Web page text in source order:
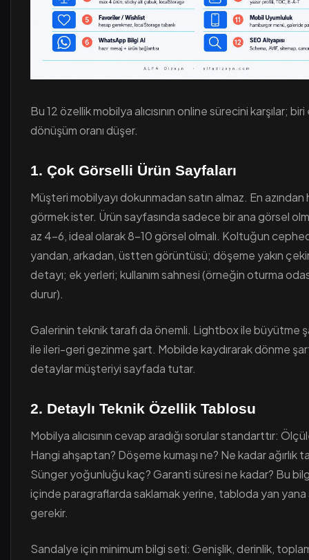
Bu 12 özellik mobilya alıcısının online sürecini karşılar;
dönüşüm oranı düşer.
1. Çok Görselli Ürün Sayfaları
Müşteri mobilyayı dokunmadan satın almaz. En azından
görmek ister. Ürün sayfasında sadece bir ana görsel
az 4-6, ideal olarak 8-10 görsel olmalı. Koltuğun
yandan, arkadan, üstten görüntüsü; döşeme yakın
detayı; ek yerleri; kullanım sahnesi (örneğin oturma
durur).
Galerinin teknik tarafı da önemli. Lightbox ile büyütme
ile ileri-geri gezinme şart. Mobilde kaydırarak dönme
detaylar müşteriyi sayfada tutar.
2. Detaylı Teknik Özellik Tablosu
Mobilya alıcısının cevap aradığı sorular standarttır:
Hangi ahşaptan? Döşeme kumaşı ne? Ne kadar ağırlık
Sünger yoğunluğu kaç? Garanti süresi ne kadar? Bu
içinde paragraflarda saklamak yerine, tabloda yan yana
gerekir.
Sandalye için minimum bilgi seti: Genişlik, derinlik,